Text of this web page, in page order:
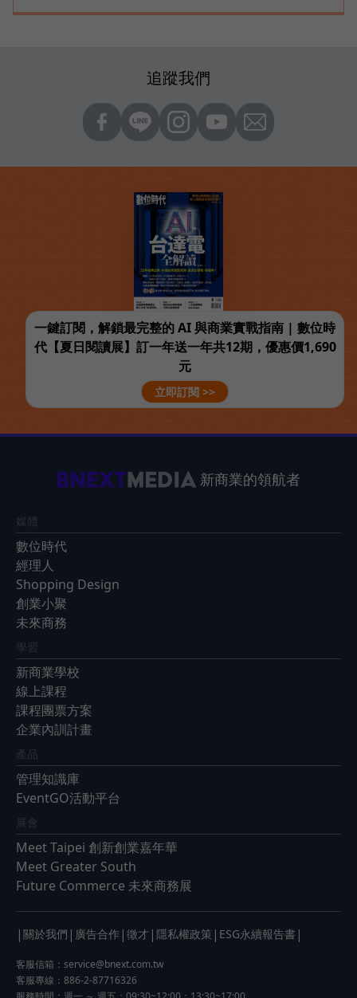
追蹤我們
一鍵訂閱，解鎖最完整的 AI 與商業實戰指南 | 數位時
代【夏日閱讀展】訂一年送一年共12期，優惠價1,690
元
立即訂閱 >>
新商業的領航者
媒體
數位時代
經理人
Shopping Design
創業小聚
未來商務
學習
新商業學校
線上課程
課程團票方案
企業內訓計畫
產品
管理知識庫
EventGO活動平台
展會
Meet Taipei 創新創業嘉年華
Meet Greater South
Future Commerce 未來商務展
| 關於我們 | 廣告合作 | 徵才 | 隱私權政策 | ESG永續報告書 |
客服信箱： service@bnext.com.tw
客服專線：886-2-87716326